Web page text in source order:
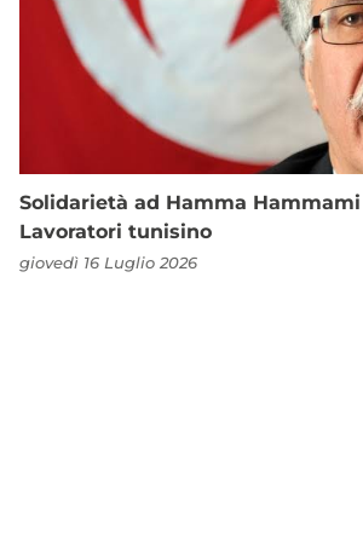
Solidarietà ad Hamma
Lavoratori tunisino
giovedì 16 Luglio 2026